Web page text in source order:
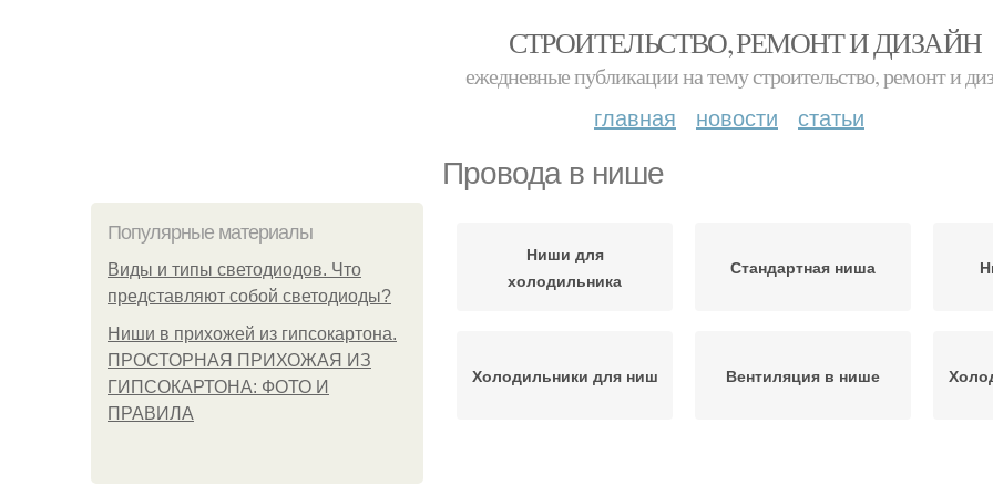
СТРОИТЕЛЬСТВО, РЕМОНТ И ДИЗАЙН
ежедневные публикации на тему строительство, ремонт и
главная новости статьи
Провода в нише
Популярные материалы
Виды и типы светодиодов. Что
представляют собой светодиоды?
Ниши в прихожей из гипсокартона.
ПРОСТОРНАЯ ПРИХОЖАЯ ИЗ
ГИПСОКАРТОНА: ФОТО И
ПРАВИЛА
Ниши для
холодильника
Стандартная ниша
Холодильники для ниш Вентиляция в нише